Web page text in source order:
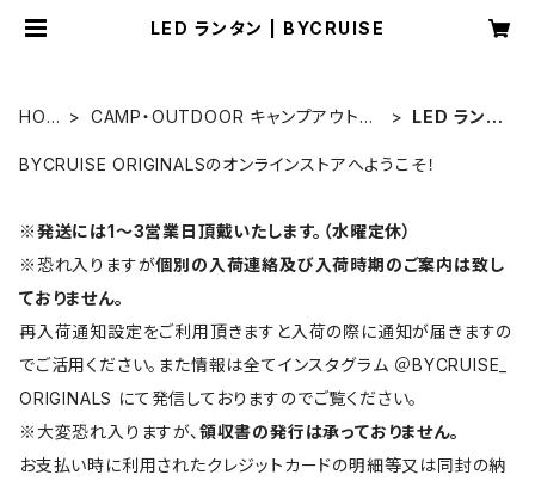
LED ランタン | BYCRUISE
HOM
CAMP・OUTDOOR キャンプアウトド
LED ランタ
BYCRUISE ORIGINALSのオンラインストアへようこそ！
※発送には1〜3営業日頂戴いたします。（水曜定休）
※恐れ入りますが個別の入荷連絡及び入荷時期のご案内は致し
ておりません。
再入荷通知設定をご利用頂きますと入荷の際に通知が届きますの
でご活用ください。また情報は全てインスタグラム ＠BYCRUISE_
ORIGINALS にて発信しておりますのでご覧ください。
※大変恐れ入りますが、 領収書の発行は承っておりません。
お支払い時に利用されたクレジットカードの明細等又は同封の納